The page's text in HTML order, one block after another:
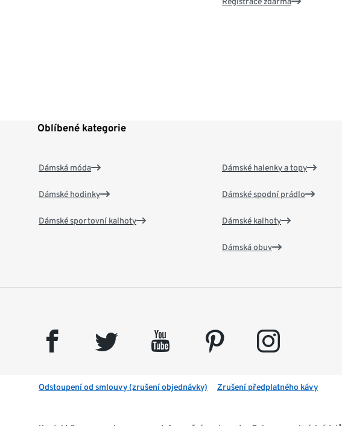
Oblíbené kategorie
Dámská móda
Dámské hodinky
Dámské sportovní kalhoty
Dámské halenky a topy
Dámské spodní prádlo
Dámské kalhoty
Dámská obuv
facebook twitter youtube pinterest instagram
Odstoupení od smlouvy (zrušení objednávky) Zrušení předplatného kávy